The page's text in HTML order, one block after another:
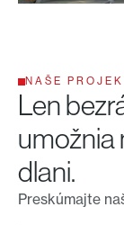
NAŠE
Len
umožnia
dlani.
Preskúmajte